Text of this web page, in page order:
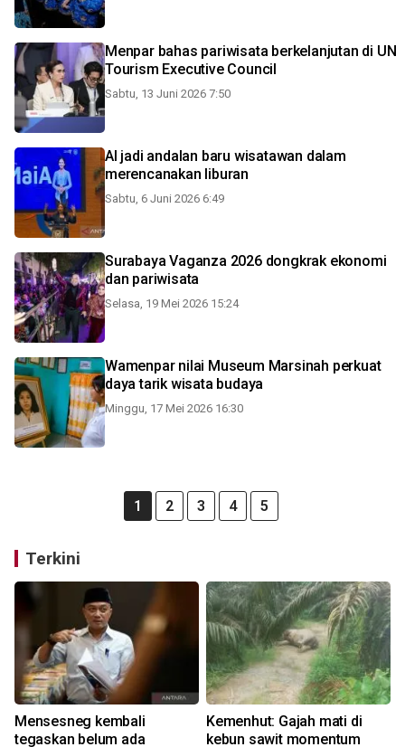
Menpar bahas pariwisata berkelanjutan di UN
Tourism Executive Council
Sabtu, 13 Juni 2026 7:50
AI jadi andalan baru wisatawan dalam
merencanakan liburan
Sabtu, 6 Juni 2026 6:49
Surabaya Vaganza 2026 dongkrak ekonomi
dan pariwisata
Selasa, 19 Mei 2026 15:24
Wamenpar nilai Museum Marsinah perkuat
daya tarik wisata budaya
Minggu, 17 Mei 2026 16:30
1 2 3 4 5
Terkini
Mensesneg kembali
tegaskan belum ada
Kemenhut: Gajah mati di
kebun sawit momentum